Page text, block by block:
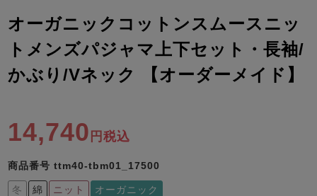
売れ筋ランキング
- Item Ranking -
新着商品
- New Arrival -
すべての季節のパジャマ一覧はこちら
り
オーガニックコットンスムースニッ
トメンズパジャマ上下セット・長袖/
かぶり/Vネック 【オーダーメイド】
14,740 税込
商品番号 ttm40-tbm01_17500
冬 綿 ニット オーガニック